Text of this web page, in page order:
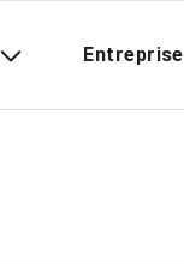
Entreprise